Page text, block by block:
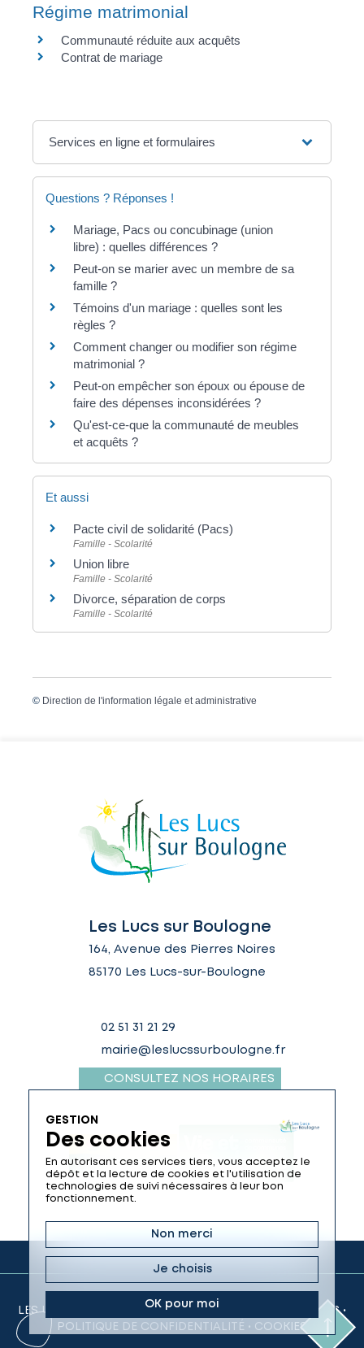
Régime matrimonial
Communauté réduite aux acquêts
Contrat de mariage
Services en ligne et formulaires
Questions ? Réponses !
Mariage, Pacs ou concubinage (union
libre) : quelles différences ?
Peut-on se marier avec un membre de sa
famille ?
Témoins d'un mariage : quelles sont les
règles ?
Comment changer ou modifier son régime
matrimonial ?
Peut-on empêcher son époux ou épouse de
faire des dépenses inconsidérées ?
Qu'est-ce-que la communauté de meubles
et acquêts ?
Et aussi
Pacte civil de solidarité (Pacs)
Famille - Scolarité
Union libre
Famille - Scolarité
Divorce, séparation de corps
Famille - Scolarité
© Direction de l'information légale et administrative
Les Lucs sur Boulogne
164, Avenue des Pierres Noires
85170 Les Lucs-sur-Boulogne
02 51 31 21 29
mairie@leslucssurboulogne.fr
CONSULTEZ NOS HORAIRES
LES LUCS-SUR-BOULOGNE © 2026 • MENTIONS LÉGALES•
POLITIQUE DE CONFIDENTIALITÉ • COOKIES
GESTION
Des cookies
En autorisant ces services tiers, vous acceptez le
dépôt et la lecture de cookies et l'utilisation de
technologies de suivi nécessaires à leur bon
fonctionnement.
Non merci
Je choisis
OK pour moi